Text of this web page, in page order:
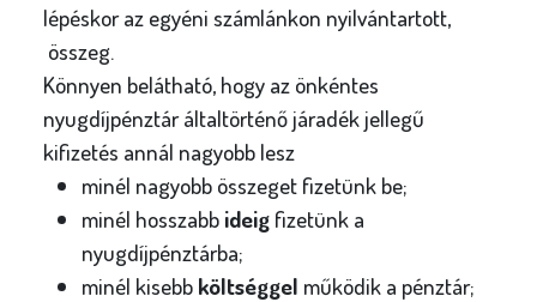
lépéskor az egyéni számlánkon nyilvántartott,
összeg.
Könnyen belátható, hogy az önkéntes
nyugdíjpénztár általtörténő járadék jellegű
kifizetés annál nagyobb lesz
minél nagyobb összeget fizetünk be;
minél hosszabb ideigfizetünk a
nyugdíjpénztárba;
minél kisebb költséggel működik a pénztár;